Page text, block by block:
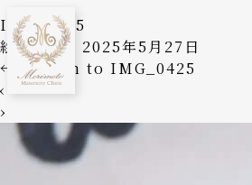
IMG_0425
絵美森本
2025年5月27日
←
Return to IMG_0425
‹
›